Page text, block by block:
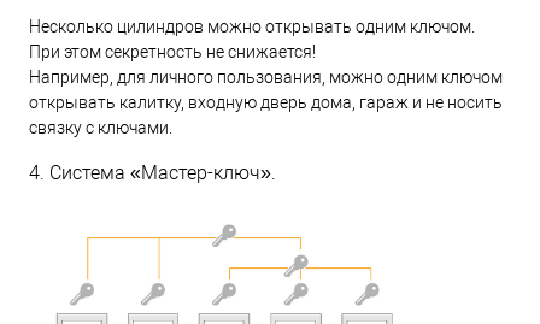
Несколько цилиндров можно открывать одним ключом.
При этом секретность не снижается!
Например, для личного пользования, можно одним ключом
открывать калитку, входную дверь дома, гараж и не носить
связку с ключами.
4. Система «Мастер-ключ».